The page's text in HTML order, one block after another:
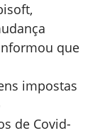
que
impostas
de Covid-